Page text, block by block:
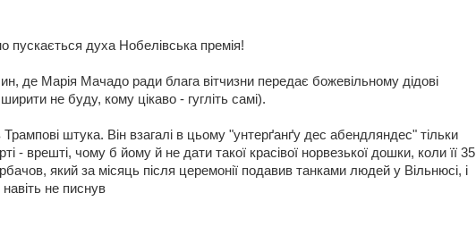
пускається духа Нобелівська премія!
де Марія Мачадо ради блага вітчизни передає божевільному дідові
не буду, кому цікаво - гугліть самі).
в Трампові штука. Він взагалі в цьому "унтерґанґу дес абендляндес" тільки
- врешті, чому б йому й не дати такої красівої норвезької дошки, коли її 35
який за місяць після церемонії подавив танками людей у Вільнюсі, і
навіть не писнув